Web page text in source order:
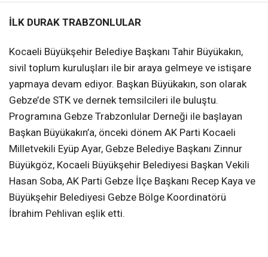
İLK DURAK TRABZONLULAR
Kocaeli Büyükşehir Belediye Başkanı Tahir Büyükakın,
sivil toplum kuruluşları ile bir araya gelmeye ve istişare
yapmaya devam ediyor. Başkan Büyükakın, son olarak
Gebze’de STK ve dernek temsilcileri ile buluştu.
Programına Gebze Trabzonlular Derneği ile başlayan
Başkan Büyükakın’a, önceki dönem AK Parti Kocaeli
Milletvekili Eyüp Ayar, Gebze Belediye Başkanı Zinnur
Büyükgöz, Kocaeli Büyükşehir Belediyesi Başkan Vekili
Hasan Soba, AK Parti Gebze İlçe Başkanı Recep Kaya ve
Büyükşehir Belediyesi Gebze Bölge Koordinatörü
İbrahim Pehlivan eşlik etti.